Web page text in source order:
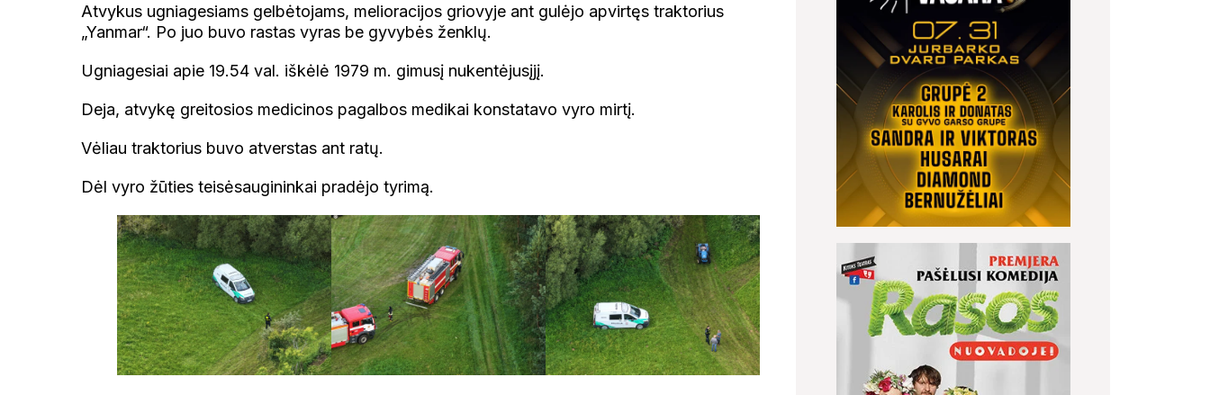
Atvykus ugniagesiams gelbėtojams, melioracijos griovyje ant gulėjo apvirtęs traktorius
„Yanmar“. Po juo buvo rastas vyras be gyvybės ženklų.
Ugniagesiai apie 19.54 val. iškėlė 1979 m. gimusį nukentėjusįjį.
Deja, atvykę greitosios medicinos pagalbos medikai konstatavo vyro mirtį.
Vėliau traktorius buvo atverstas ant ratų.
Dėl vyro žūties teisėsaugininkai pradėjo tyrimą.